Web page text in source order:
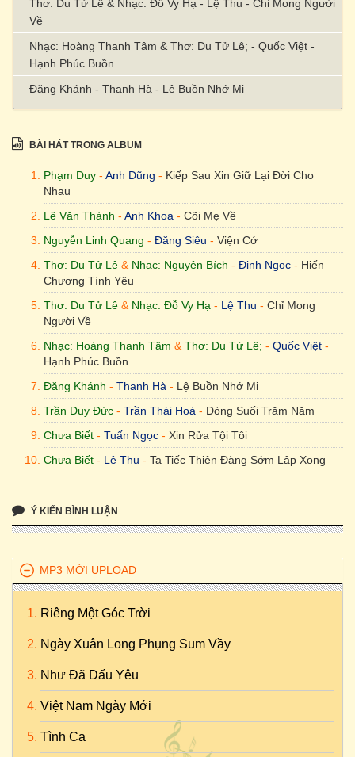
Thơ: Du Tử Lê & Nhạc: Đỗ Vy Hạ - Lệ Thu - Chỉ Mong Người
Về
Nhạc: Hoàng Thanh Tâm & Thơ: Du Tử Lê; - Quốc Việt -
Hạnh Phúc Buồn
Đăng Khánh - Thanh Hà - Lệ Buồn Nhớ Mi
? - Tuấn Ngọc - Xin Rửa Tội Tôi
BÀI HÁT TRONG ALBUM
Phạm Duy - Anh Dũng - Kiếp Sau Xin Giữ Lại Đời Cho
Nhau
Lê Văn Thành - Anh Khoa - Cõi Mẹ Về
Nguyễn Linh Quang - Đăng Siêu - Viện Cớ
Thơ: Du Tử Lê & Nhạc: Nguyên Bích - Đinh Ngọc - Hiến
Chương Tình Yêu
Thơ: Du Tử Lê & Nhạc: Đỗ Vy Hạ - Lệ Thu - Chỉ Mong
Người Về
Nhạc: Hoàng Thanh Tâm & Thơ: Du Tử Lê; - Quốc Việt -
Hạnh Phúc Buồn
Đăng Khánh - Thanh Hà - Lệ Buồn Nhớ Mi
Trần Duy Đức - Trần Thái Hoà - Dòng Suối Trăm Năm
Chưa Biết - Tuấn Ngọc - Xin Rửa Tội Tôi
Chưa Biết - Lệ Thu - Ta Tiếc Thiên Đàng Sớm Lập Xong
Ý KIẾN BÌNH LUẬN
MP3 MỚI UPLOAD
Riêng Một Góc Trời
Ngày Xuân Long Phụng Sum Vầy
Như Đã Dấu Yêu
Việt Nam Ngày Mới
Tình Ca